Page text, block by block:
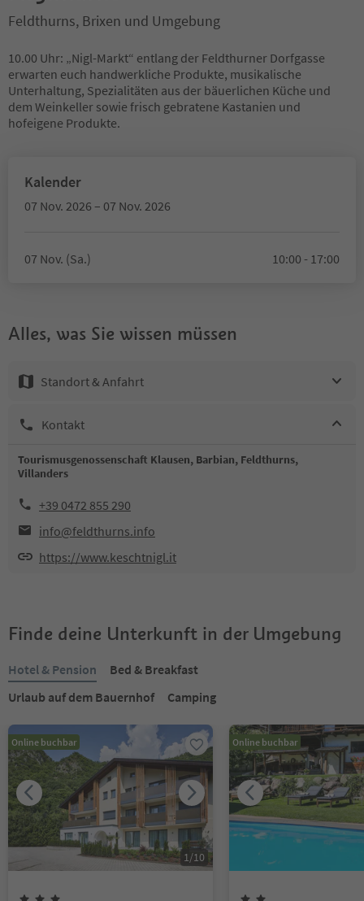
Feldthurns, Brixen und Umgebung
10.00 Uhr: „Nigl-Markt“ entlang der Feldthurner Dorfgasse
erwarten euch handwerkliche Produkte, musikalische
Unterhaltung, Spezialitäten aus der bäuerlichen Küche und
dem Weinkeller sowie frisch gebratene Kastanien und
hofeigene Produkte.
Kalender
07 Nov. 2026 – 07 Nov. 2026
07 Nov. (Sa.) 10:00 - 17:00
Alles, was Sie wissen müssen
Standort & Anfahrt
Kontakt
Tourismusgenossenschaft Klausen, Barbian, Feldthurns,
Villanders
+39 0472 855 290
info@feldthurns.info
https://www.keschtnigl.it
Finde deine Unterkunft in der Umgebung
Hotel & Pension
Bed & Breakfast
Urlaub auf dem Bauernhof
Camping
Online buchbar
1/10
Online buchbar